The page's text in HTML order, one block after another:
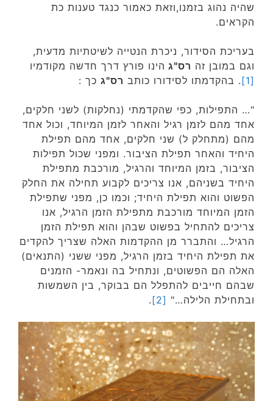
שהיה נהוג בזמנו,וזאת כאמור כנגד טענות כת
הקראים.
בעריכת הסידור, ניכרת הנטייה לשיטתיות מדעית,
וגם במובן זה רס"ג הינו פורץ דרך חדשה מקודמיו
[1]
. בהקדמתו לסידורו כותב רס"ג כך :
"… התפילות, כפי שהקדמתי (נחלקות) לשני חלקים,
אחד מהם לזמן רגיל והאחר לזמן המיוחד, וכול אחד
מהם (מתחלק ל) שני חלקים, אחד מהם תפילת
היחיד והאחר תפילת הציבור. ומפני שכול תפילות
הציבור, בזמן המיוחד והרגיל, מורכבת מתפילת
היחיד בשניהם, אנו צריכים לקבוע תחילה את החלק
הפשוט והוא תפילת היחיד; וכמו כן, מפני שתפילת
הזמן המיוחד מורכבת מתפילת הזמן הרגיל, אנו
צריכים להתחיל בפשוט שבהן והוא תפילת הזמן
הרגיל… והתברר מן ההקדמות האלה שצריך להקדים
את תפילת היחיד בזמן הרגיל, מפני ששני (התנאים)
האלה הם הפשוטים, ונתחיל בה ונאמר- הזמנים
שבהם חייבים להתפלל הם בבוקר, בין השמשות
ובתחילת הלילה…" [2]
.